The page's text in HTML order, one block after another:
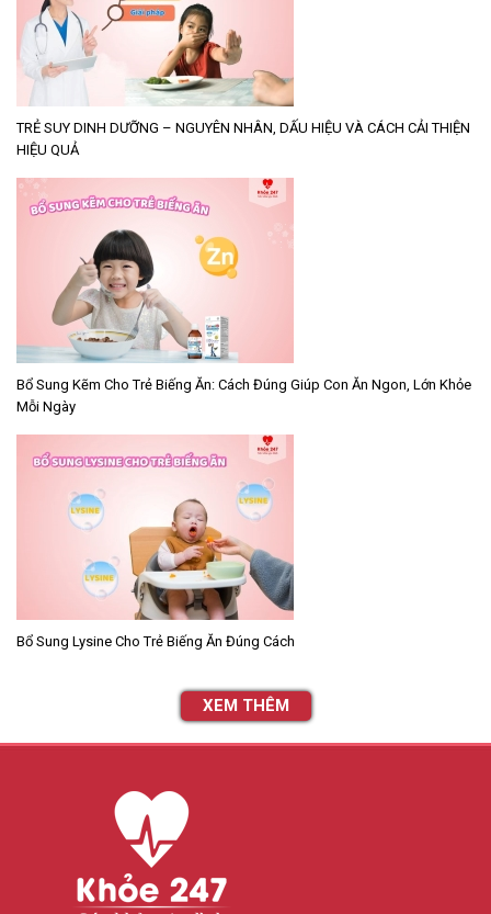
TRẺ SUY DINH DƯỠNG – NGUYÊN NHÂN, DẤU HIỆU VÀ CÁCH CẢI THIỆN
HIỆU QUẢ
Bổ Sung Kẽm Cho Trẻ Biếng Ăn: Cách Đúng Giúp Con Ăn Ngon, Lớn Khỏe
Mỗi Ngày
Bổ Sung Lysine Cho Trẻ Biếng Ăn Đúng Cách
XEM THÊM